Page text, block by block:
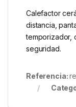
Calefactor
distancia,
temporizador,
seguridad.
Referencia: